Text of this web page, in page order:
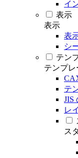
イ
表示
表示
表
シ
テン
テンプ
テ
JIS
レ
ス